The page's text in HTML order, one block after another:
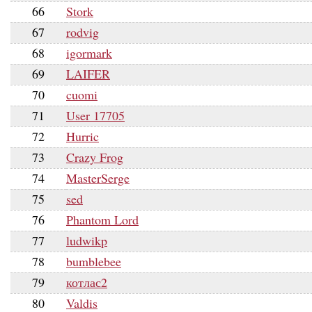
66
Stork
67
rodvig
68
igormark
69
LAIFER
70
cuomi
71
User 17705
72
Hurric
73
Crazy Frog
74
MasterSerge
75
sed
76
Phantom Lord
77
ludwikp
78
bumblebee
79
котлас2
80
Valdis